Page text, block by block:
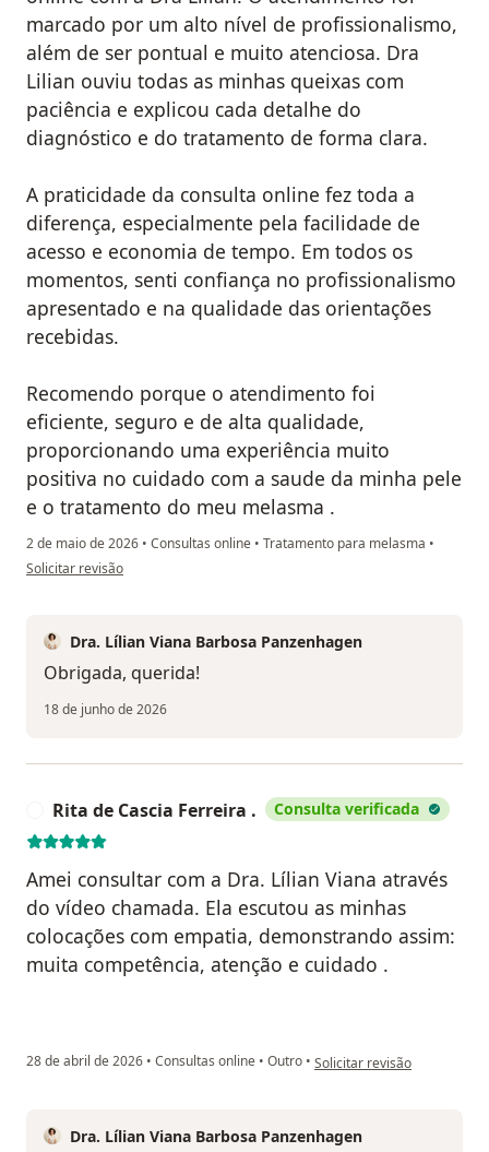
marcado por um alto nível de profissionalismo,
além de ser pontual e muito atenciosa. Dra
Lilian ouviu todas as minhas queixas com
paciência e explicou cada detalhe do
diagnóstico e do tratamento de forma clara.
A praticidade da consulta online fez toda a
diferença, especialmente pela facilidade de
acesso e economia de tempo. Em todos os
momentos, senti confiança no profissionalismo
apresentado e na qualidade das orientações
recebidas.
Recomendo porque o atendimento foi
eficiente, seguro e de alta qualidade,
proporcionando uma experiência muito
positiva no cuidado com a saude da minha pele
e o tratamento do meu melasma .
2 de maio de 2026 • Consultas online • Tratamento para melasma •
na opinião do utilizador Alyne Moraes
Solicitar revisão
Dra. Lílian Viana Barbosa Panzenhagen
Obrigada, querida!
18 de junho de 2026
Rita de Cascia Ferreira . Consulta verificada
Amei consultar com a Dra. Lílian Viana através
do vídeo chamada. Ela escutou as minhas
colocações com empatia, demonstrando assim:
muita competência, atenção e cuidado .
28 de abril de 2026 • Consultas online • Outro • na opinião do utilizador Rita
Solicitar revisão
Dra. Lílian Viana Barbosa Panzenhagen